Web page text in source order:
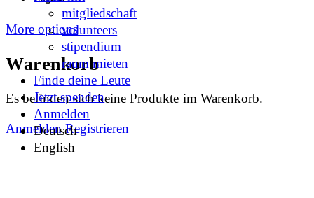
More options
Warenkorb
Es befinden sich keine Produkte im Warenkorb.
Anmelden Registrieren
mitgliedschaft
volunteers
stipendium
raum mieten
Finde deine Leute
Jetzt spenden
Anmelden
Deutsch
English